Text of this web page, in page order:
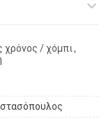
χρόνος / χόμπι,